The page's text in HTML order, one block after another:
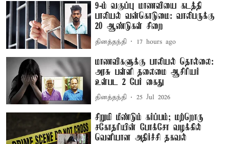
9-ம் வகுப்பு மாணவியை கடத்தி
பாலியல் வன்கொடுமை: வாலிபருக்கு
20 ஆண்டுகள் சிறை
தினத்தந்தி 17 hours ago
மாணவிகளுக்கு பாலியல் தொல்லை:
அரசு பள்ளி தலைமை ஆசிரியர்
உள்பட 2 பேர் கைது
தினத்தந்தி 25 Jul 2026
சிறுமி மீண்டும் கர்ப்பம்; மற்றொரு
சகோதரியின் போக்சோ வழக்கில்
வெளியான அதிர்ச்சி தகவல்